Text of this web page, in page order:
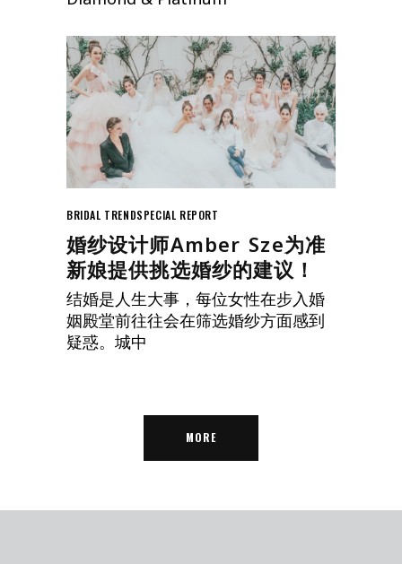
BRIDAL TRENDSPECIAL REPORT
婚纱设计师Amber Sze为准
新娘提供挑选婚纱的建议！
结婚是人生大事，每位女性在步入婚
姻殿堂前往往会在筛选婚纱方面感到
疑惑。城中
MORE